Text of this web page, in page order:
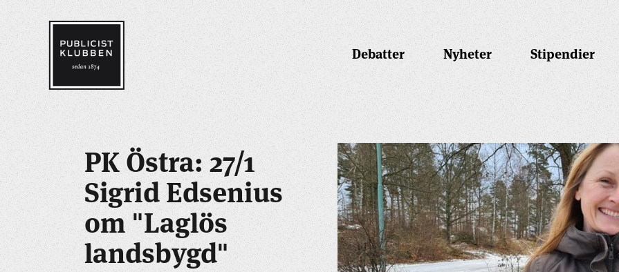
Debatter Nyheter Stipendier
PK Östra: 27/1
Sigrid Edsenius
om "Laglös
landsbygd"